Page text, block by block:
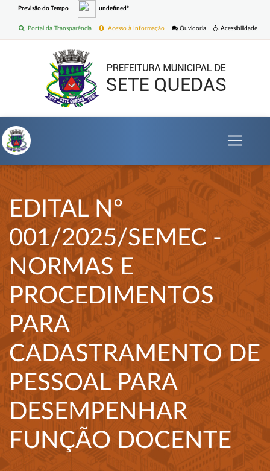
Previsão do Tempo undefinedº
Acessibilidade
Ouvidoria
Acesso à Informação
Portal da Transparência
EDITAL Nº
001/2025/SEMEC -
NORMAS E
PROCEDIMENTOS
PARA
CADASTRAMENTO DE
PESSOAL PARA
DESEMPENHAR
FUNÇÃO DOCENTE